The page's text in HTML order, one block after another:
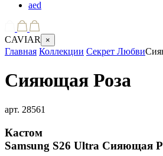
aed
CAVIAR ×
Главная Коллекции Секрет Любви
Сияющая Роза
арт. 28561
Кастом
Samsung S26 Ultra Сияющая